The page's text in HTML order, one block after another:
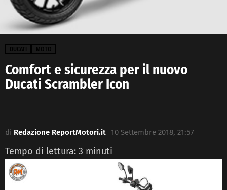
DUCATI MOTO
Comfort e sicurezza per il nuovo
Ducati Scrambler Icon
di Redazione ReportMotori.it 10 Settembre 2018, 21:57
Tempo di lettura: 3 minuti